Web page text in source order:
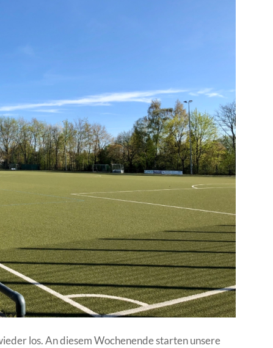
los. An diesem Wochenende starten unsere